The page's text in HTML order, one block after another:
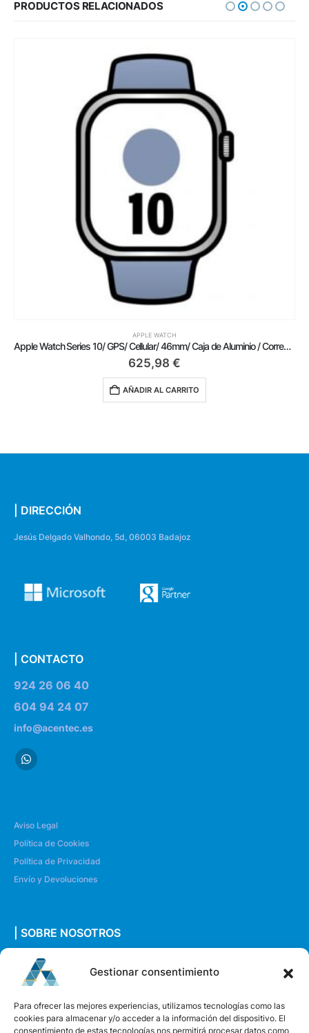
Gestionar consentimiento
Para ofrecer las mejores experiencias, utilizamos tecnologías como las
cookies para almacenar y/o acceder a la información del dispositivo. El
consentimiento de estas tecnologías nos permitirá procesar datos como
PRODUCTOS RELACIONADOS
APPLE WATCH
Apple Watch Series 10/ GPS/ Cellular/ 46mm/ Caja de Aluminio / Correa Deportiva Azul Denim S/M
625,98 €
AÑADIR AL CARRITO
| DIRECCIÓN
Jesús Delgado Valhondo, 5d, 06003 Badajoz
| CONTACTO
924 26 06 40
604 94 24 07
info@acentec.es
Aviso Legal
Política de Cookies
Política de Privacidad
Envío y Devoluciones
| SOBRE NOSOTROS
Quiénes somos
Envíanos un mensaje